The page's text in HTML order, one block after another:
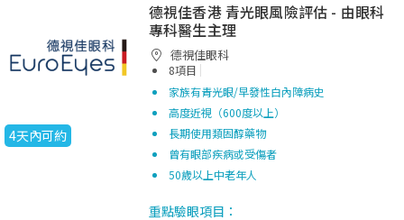
4天內可約
德視佳香港 青光眼風險評估 - 由眼科
專科醫生主理
德視佳眼科
8項目 |
家族有青光眼/早發性白內障病史
高度近視（600度以上）
長期使用類固醇藥物
曾有眼部疾病或受傷者
50歲以上中老年人
重點驗眼項目：